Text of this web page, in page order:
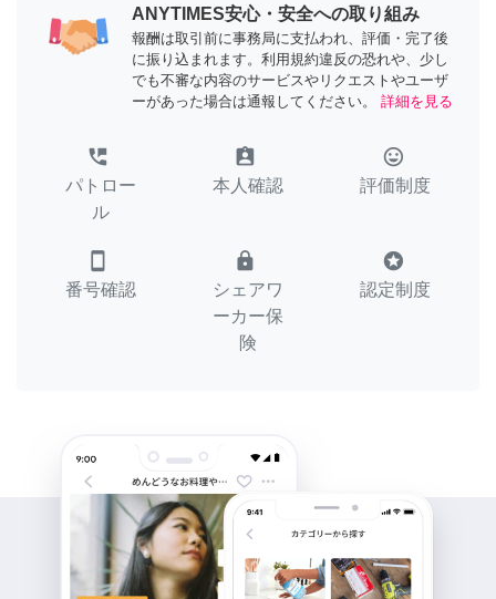
ANYTIMES安心・安全への取り組み
報酬は取引前に事務局に支払われ、評価・完了後
に振り込まれます。利用規約違反の恐れや、少し
でも不審な内容のサービスやリクエストやユーザ
ーがあった場合は通報してください。
詳細を見る
perm_phone_msg
パトロー
ル
assignment_ind
本人確認
tag_faces
評価制度
smartphone
番号確認
lock
シェアワ
ーカー保
険
stars
認定制度